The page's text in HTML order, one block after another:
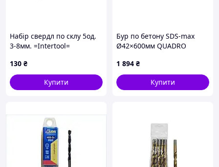
Набір свердл по склу 5од.
3-8мм. =Intertool=
130 ₴
Купити
Бур по бетону SDS-max
Ø42×600мм QUADRO
замовленні тільки один
бренд)
1 894 ₴
Купити